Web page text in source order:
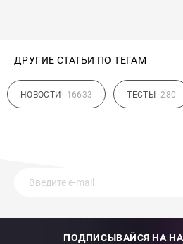
ДРУГИЕ СТАТЬИ ПО ТЕГАМ
НОВОСТИ 16633 ТЕСТЫ 280
ПОДПИСЫВАЙСЯ НА